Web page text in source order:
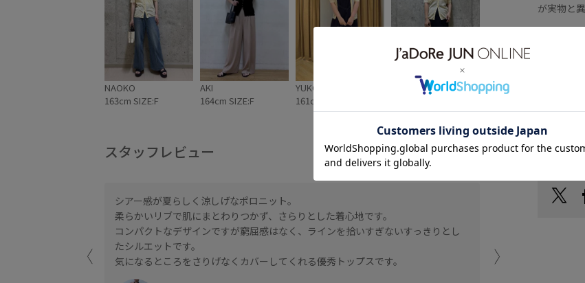
NAOKO
163cm SIZE:F
AKI
164cm SIZE:F
YUKO
161cm SIZE:F
スタッフレビュー
シアー感が夏らしく涼しげなポロニット。
柔らかいリブで肌にまとわりつかず、さらりとした着心地です。
コンパクトなデザインですが窮屈感はなく、ラインを拾いすぎないすっきりとし
たシルエットです。
気になるところをさりげなくカバーしてくれる優秀トップスです。
シアー感のある素
透け感があるのでイ
が実物と
※商品の
でお問い
お問
ヘルプ